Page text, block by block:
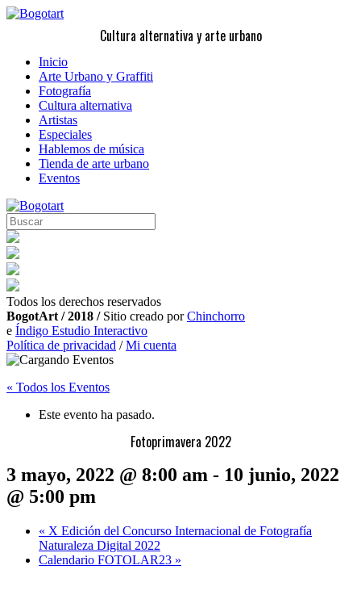
Cultura alternativa y arte urbano
Inicio
Arte Urbano y Graffiti
Fotografía
Cultura alternativa
Artistas
Especiales
Hablemos de música
Tienda de arte urbano
Eventos
Todos los derechos reservados
BogotArt / 2018 /Sitio creado porChinchorro
e Índigo Estudio Interactivo
Política de privacidad /Mi cuenta
« Todos los Eventos
Este evento ha pasado.
Fotoprimavera 2022
3 mayo, 2022 @ 8:00 am - 10 junio, 2022
@ 5:00 pm
« X Edición del Concurso Internacional de Fotografía
Naturaleza Digital 2022
Calendario FOTOLAR23 »